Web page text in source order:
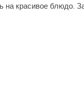
на красивое блюдо.